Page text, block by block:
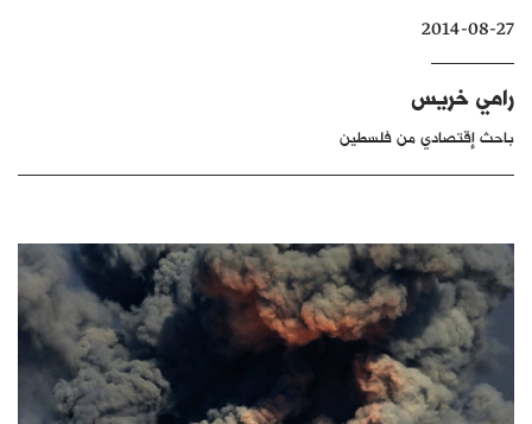
2014-08-27
رامي خريس
باحث إقتصادي من فلسطين